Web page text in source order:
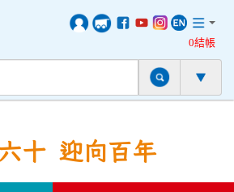
0結帳
十 迎向百年